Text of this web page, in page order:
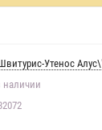
Утенос
наличии